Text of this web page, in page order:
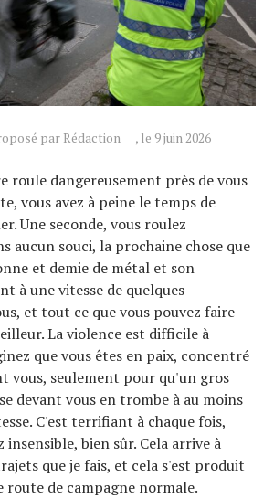
par Rédaction , le 9 juin 2026
roule dangereusement près de vous
vous avez à peine le temps de
Une seconde, vous roulez
aucun souci, la prochaine chose que
et demie de métal et son
à une vitesse de quelques
et tout ce que vous pouvez faire
La violence est difficile à
que vous êtes en paix, concentré
vous, seulement pour qu'un gros
devant vous en trombe à au moins
C'est terrifiant à chaque fois,
insensible, bien sûr. Cela arrive à
que je fais, et cela s'est produit
route de campagne normale.